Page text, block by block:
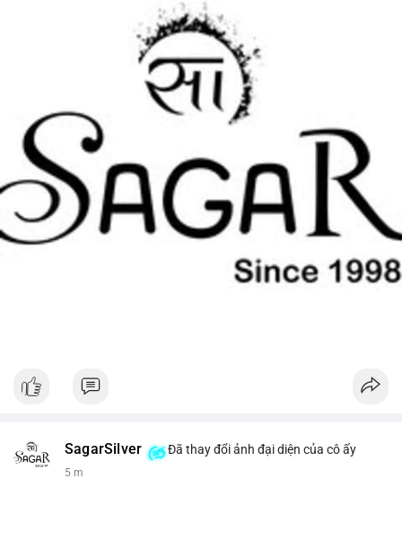
SagarSilver Đã thay đổi ảnh đại diện của cô ấy
5 m